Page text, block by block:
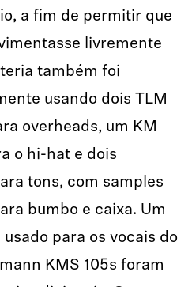
a fim de permitir que
livremente
também foi
usando dois TLM
overheads, um KM
o hi-hat e dois
tons, com samples
bumbo e caixa. Um
para os vocais do
KMS 105s foram